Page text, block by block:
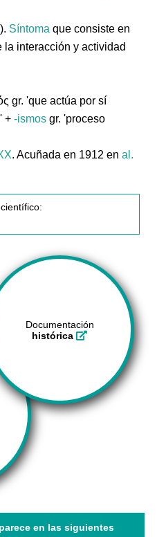
). Síntoma que consiste en
la interacción y actividad
gr. 'que actúa por sí
+-ismos gr. 'proceso
. Acuñada en 1912 enal.
Documentación
histórica
en las siguientes